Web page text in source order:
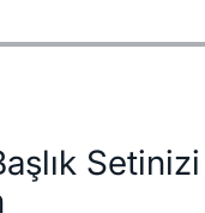
Setinizi